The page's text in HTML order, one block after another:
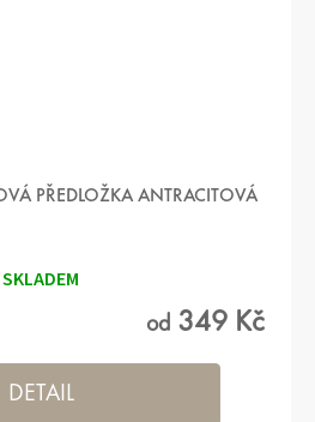
PŘEDLOŽKA ANTRACITOVÁ
SKLADEM
od 349 Kč
DETAIL